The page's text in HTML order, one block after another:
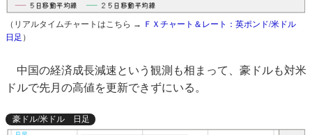
（リアルタイムチャートはこちら → ＦＸチャート＆レート：英ポンド/米ドル
日足 ）
中国の経済成長減速という観測も相まって、豪ドルも対米
ドルで先月の高値を更新できずにいる。
豪ドル/米ドル 日足